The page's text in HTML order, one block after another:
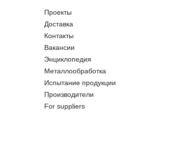
Проекты
Доставка
Контакты
Вакансии
Энциклопедия
Металлообработка
Испытание продукции
Производители
For suppliers